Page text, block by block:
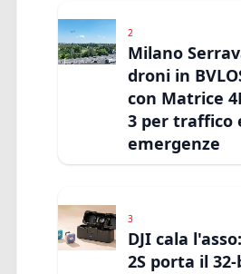
2
Milano
droni in
con Matrice
3 per traffico
emergenze
3
DJI cala
2S porta il